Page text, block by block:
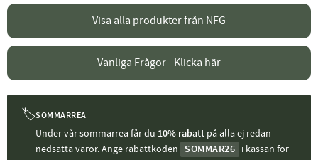
Visa alla produkter från NFG
Vanliga Frågor - Klicka här
🏷SOMMARREA
Under vår sommarrea får du 10% rabatt på alla ej redan
nedsatta varor. Ange rabattkoden
SOMMAR26 i kassan för